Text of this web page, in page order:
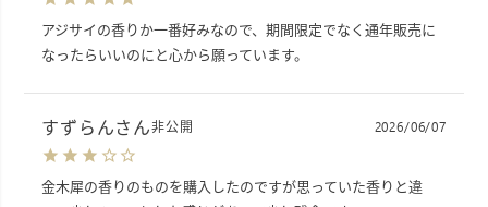
アジサイの香りか一番好みなので、期間限定でなく通年販売に
なったらいいのにと心から願っています。
すずらん 非公開 2026/06/07
金木犀の香りのものを購入したのですが思っていた香りと違